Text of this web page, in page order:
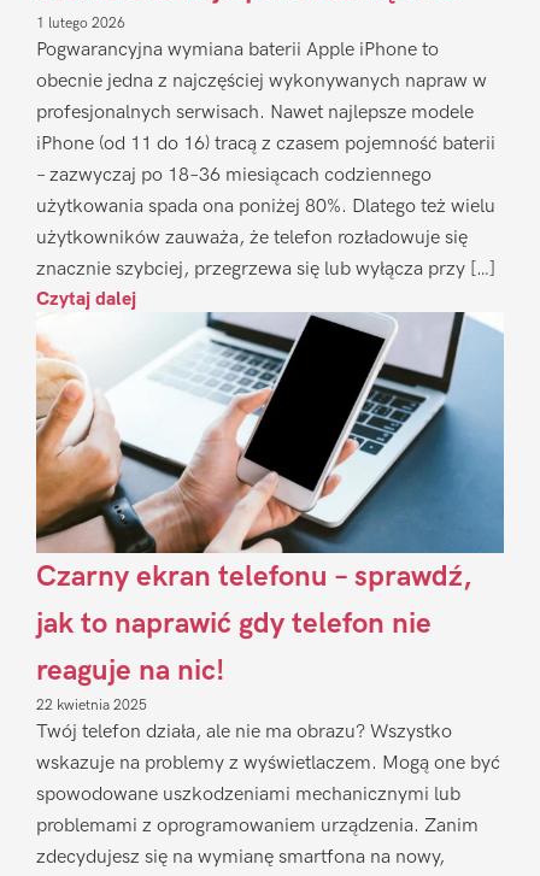
1 lutego 2026
Pogwarancyjna wymiana baterii Apple iPhone to
obecnie jedna z najczęściej wykonywanych napraw w
profesjonalnych serwisach. Nawet najlepsze modele
iPhone (od 11 do 16) tracą z czasem pojemność baterii
– zazwyczaj po 18–36 miesiącach codziennego
użytkowania spada ona poniżej 80%. Dlatego też wielu
użytkowników zauważa, że telefon rozładowuje się
znacznie szybciej, przegrzewa się lub wyłącza przy […]
Czytaj dalej
Czarny ekran telefonu – sprawdź,
jak to naprawić gdy telefon nie
reaguje na nic!
22 kwietnia 2025
Twój telefon działa, ale nie ma obrazu? Wszystko
wskazuje na problemy z wyświetlaczem. Mogą one być
spowodowane uszkodzeniami mechanicznymi lub
problemami z oprogramowaniem urządzenia. Zanim
zdecydujesz się na wymianę smartfona na nowy,